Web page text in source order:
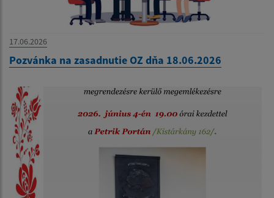
17.06.2026
Pozvánka na zasadnutie OZ dňa 18.06.2026